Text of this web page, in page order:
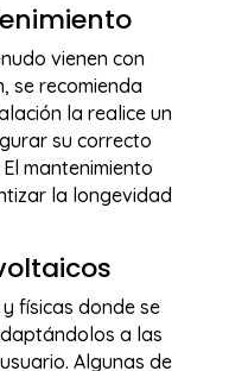
vienen con
se recomienda
la realice un
su correcto
mantenimiento
la longevidad
físicas donde se
a las
Algunas de